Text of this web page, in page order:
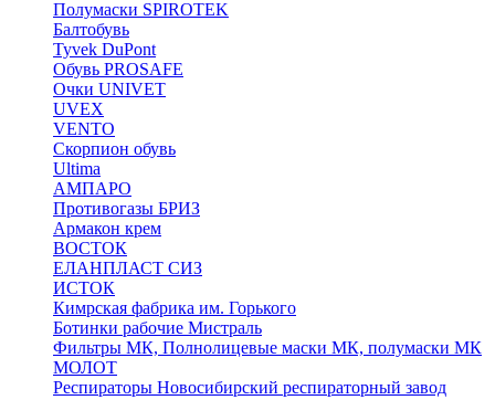
Полумаски SPIROTEK
Балтобувь
Tyvek DuPont
Обувь PROSAFE
Очки UNIVET
UVEX
VENTO
Скорпион обувь
Ultima
АМПАРО
Противогазы БРИЗ
Армакон крем
ВОСТОК
ЕЛАНПЛАСТ СИЗ
ИСТОК
Кимрская фабрика им. Горького
Ботинки рабочие Мистраль
Фильтры МК, Полнолицевые маски МК, полумаски МК
МОЛОТ
Респираторы Новосибирский респираторный завод